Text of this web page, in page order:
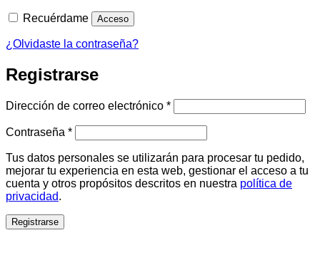
Recuérdame Acceso
¿Olvidaste la contraseña?
Registrarse
Dirección de correo electrónico *Obligatorio
Contraseña *Obligatorio
Tus datos personales se utilizarán para procesar tu pedido,
mejorar tu experiencia en esta web, gestionar el acceso a tu
cuenta y otros propósitos descritos en nuestra política de
privacidad.
Registrarse